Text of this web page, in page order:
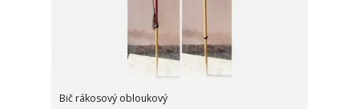
Bič rákosový obloukový